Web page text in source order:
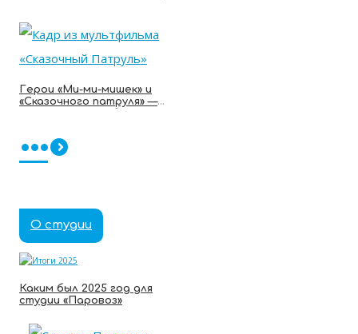
интеллекте в анимации
Герои «Ми-ми-мишек» и
«Сказочного патруля» —
•••
О студии
Каким был 2025 год для
студии «Паровоз»